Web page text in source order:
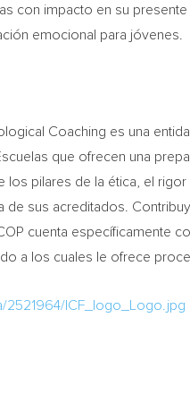
con impacto en su
emocional para jóvenes.
Coaching es una
que ofrecen una
pilares de la ética, el
sus acreditados.
cuenta específicamente
a los cuales le ofrece
2521964/ICF_logo_Logo.jpg